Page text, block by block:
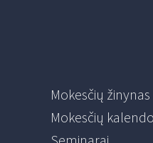
Mokesčių žinynas
Mokesčių